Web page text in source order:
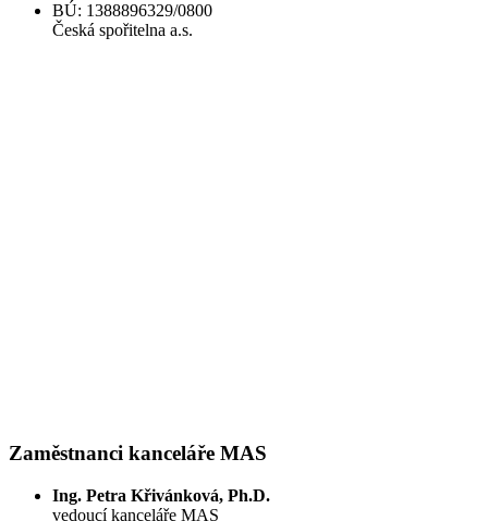
BÚ: 1388896329/0800
Česká spořitelna a.s.
Zaměstnanci kanceláře MAS
Ing. Petra Křivánková, Ph.D.
vedoucí kanceláře MAS